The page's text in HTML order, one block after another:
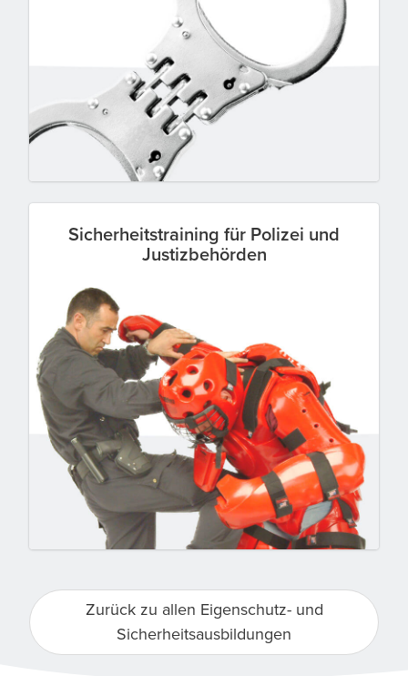
Sicherheitstraining für Polizei und
Justizbehörden
Zurück zu allen Eigenschutz- und
Sicherheitsausbildungen